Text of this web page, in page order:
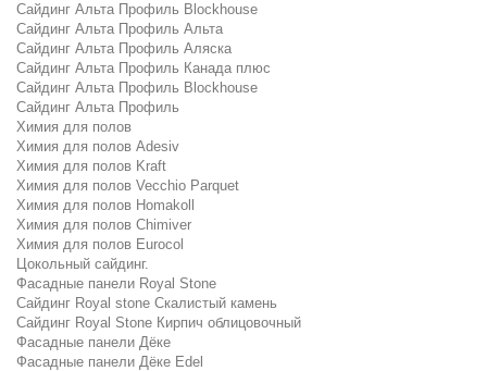
Сайдинг Альта Профиль Blockhouse
Сайдинг Альта Профиль Альта
Сайдинг Альта Профиль Аляска
Сайдинг Альта Профиль Канада плюс
Сайдинг Альта Профиль Blockhouse
Сайдинг Альта Профиль
Химия для полов
Химия для полов Adesiv
Химия для полов Kraft
Химия для полов Vecchio Parquet
Химия для полов Homakoll
Химия для полов Chimiver
Химия для полов Eurocol
Цокольный сайдинг.
Фасадные панели Royal Stone
Сайдинг Royal stone Скалистый камень
Сайдинг Royal Stone Кирпич облицовочный
Фасадные панели Дёке
Фасадные панели Дёке Edel